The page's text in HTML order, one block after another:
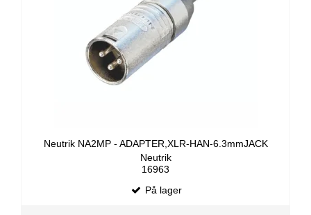
Neutrik NA2MP - ADAPTER,XLR-HAN-6.3mmJACK
Neutrik
16963
På lager